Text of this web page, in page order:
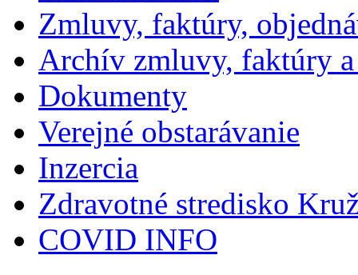
Zmluvy, faktúry,
Archív zmluvy, faktúry
Dokumenty
Verejné obstarávanie
Inzercia
Zdravotné stredisko
COVID INFO